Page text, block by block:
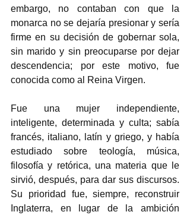
embargo, no contaban con que la
monarca no se dejaría presionar y sería
firme en su decisión de gobernar sola,
sin marido y sin preocuparse por dejar
descendencia; por este motivo, fue
conocida como al Reina Virgen.
Fue una mujer independiente,
inteligente, determinada y culta; sabía
francés, italiano, latín y griego, y había
estudiado sobre teología, música,
filosofía y retórica, una materia que le
sirvió, después, para dar sus discursos.
Su prioridad fue, siempre, reconstruir
Inglaterra, en lugar de la ambición